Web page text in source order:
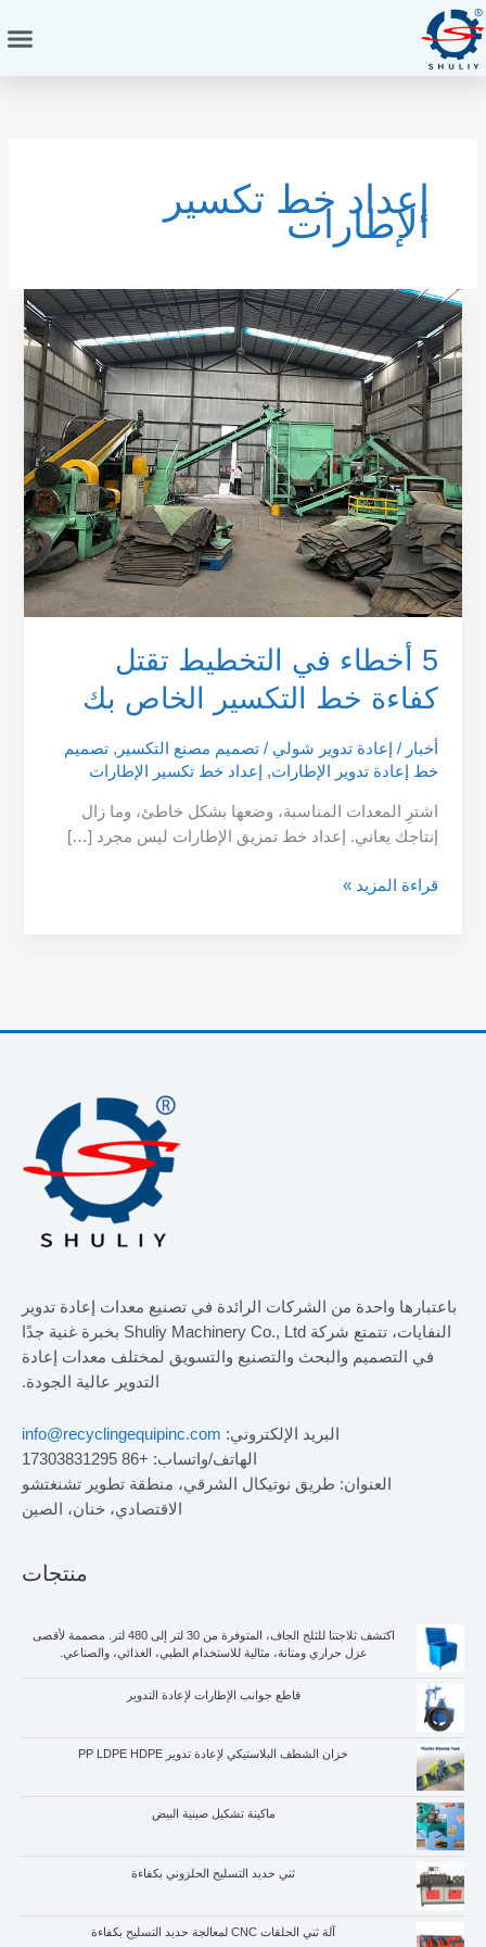
تخطي
إلى
المحتوى
إعداد خط تكسير
الإطارات
5 أخطاء في التخطيط تقتل
كفاءة خط التكسير الخاص بك
أخبار / إعادة تدوير شولي/تصميم مصنع التكسير ,تصميم
خط إعادة تدوير الإطارات, إعداد خط تكسير الإطارات
اشترِ المعدات المناسبة، وضعها بشكل خاطئ، وما زال
إنتاجك يعاني. إعداد خط تمزيق الإطارات ليس مجرد […]
5
أخطاء
في
التخطيط
تقتل
كفاءة
خط
التكسير
الخاص
بك
قراءة المزيد »
باعتبارها واحدة من الشركات الرائدة في تصنيع معدات إعادة تدوير
النفايات، تتمتع شركة Shuliy Machinery Co., Ltd بخبرة غنية جدًا
في التصميم والبحث والتصنيع والتسويق لمختلف معدات إعادة
التدوير عالية الجودة.
البريد الإلكتروني: info@recyclingequipinc.com
الهاتف/واتساب: +86 17303831295
العنوان: طريق نوتيكال الشرقي، منطقة تطوير تشنغتشو
الاقتصادي، خنان، الصين
منتجات
اكتشف ثلاجتنا للثلج الجاف، المتوفرة من 30 لتر إلى 480 لتر. مصممة لأقصى
عزل حراري ومتانة، مثالية للاستخدام الطبي، الغذائي، والصناعي.
قاطع جوانب الإطارات لإعادة التدوير
خزان الشطف البلاستيكي لإعادة تدوير PP LDPE HDPE
ماكينة تشكيل صينية البيض
ثني حديد التسليح الحلزوني بكفاءة
آلة ثني الحلقات CNC لمعالجة حديد التسليح بكفاءة